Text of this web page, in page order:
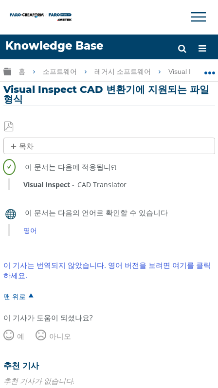
Knowledge Base
언어
도움 받기 로그인
×
글로벌 계층 확장/축소
홈 소프트웨어 레거시 소프트웨어 Visual Inspect
Visual Inspect CAD 변환기에 지원되는 파일
형식
PDF
로
저
장
목차
제
목
없
음
Visual Inspect CAD Translator
영어
이 기사는 번역되지 않았습니다. 영어 버전을 보려면 여기를 클릭
하세요.
맨 위로
이 기사가 도움이 되셨나요?
예
아니오
추천 기사
추천 기사가 없습니다.